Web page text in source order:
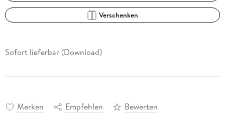
Verschenken
Sofort lieferbar (Download)
Merken Empfehlen Bewerten